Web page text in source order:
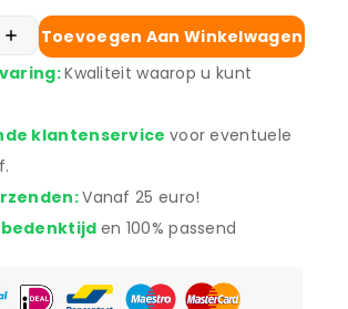
Toevoegen Aan Winkelwagen
Kwaliteit waarop u kunt
klantenservice voor eventuele
Vanaf 25 euro!
bedenktijden 100% passend